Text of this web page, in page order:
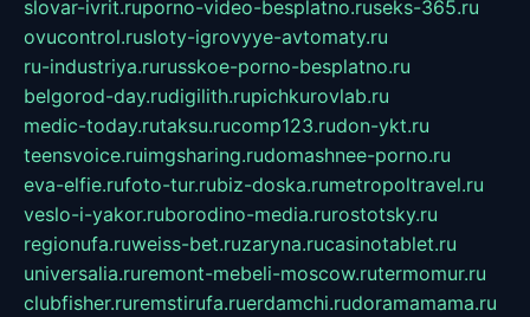
slovar-ivrit.ruporno-video-besplatno.ruseks-365.ru
ovucontrol.rusloty-igrovyye-avtomaty.ru
ru-industriya.rurusskoe-porno-besplatno.ru
belgorod-day.rudigilith.rupichkurovlab.ru
medic-today.rutaksu.rucomp123.rudon-ykt.ru
teensvoice.ruimgsharing.rudomashnee-porno.ru
eva-elfie.rufoto-tur.rubiz-doska.rumetropoltravel.ru
veslo-i-yakor.ruborodino-media.rurostotsky.ru
regionufa.ruweiss-bet.ruzaryna.rucasinotablet.ru
universalia.ruremont-mebeli-moscow.rutermomur.ru
clubfisher.ruremstirufa.ruerdamchi.rudoramamama.ru